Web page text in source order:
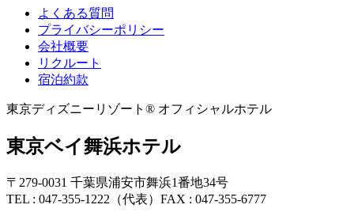
よくある質問
プライバシーポリシー
会社概要
リクルート
宿泊約款
東京ディズニーリゾート® オフィシャルホテル
東京ベイ舞浜ホテル
〒279-0031 千葉県浦安市舞浜1番地34号
TEL : 047-355-1222（代表） FAX : 047-355-6777